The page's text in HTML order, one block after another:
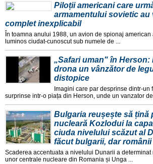
Piloții americani care
armamentului sovietic au
complet inexplicabil
În toamna anului 1988, un avion de spionaj
luminos ciudat-cunoscut sub numele de ...
„Safari uman" în Herson:
drona un vânzător de
distopice
Imagini care par desprinse dintr-un
surprinse intr-o piața din Herson, unde un vanzator
Bulgaria reușește să țină
nucleară Kozlodui la
ciuda nivelului scăzut al
făcut bulgarii, dar
Scaderea accentuata a nivelului Dunarii a determinat
unor centrale nucleare din Romania și Unga ...